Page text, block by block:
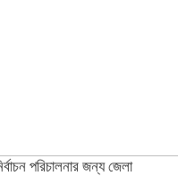
পরিচালনার জন্য জেলা